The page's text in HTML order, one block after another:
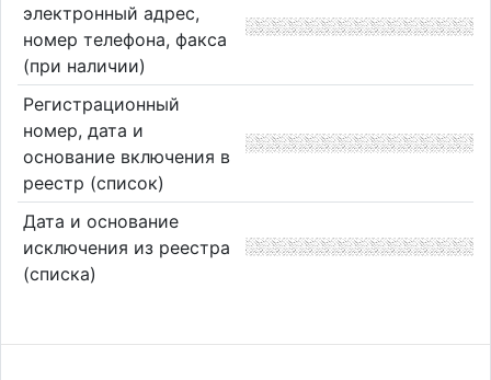
электронный адрес,
номер телефона, факса
(при наличии)
Регистрационный
номер, дата и
основание включения в
реестр (список)
Дата и основание
исключения из реестра
(списка)